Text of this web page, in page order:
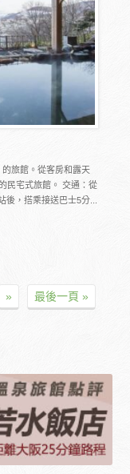
旅館。從客房和露天
民宅式旅館。 交通：從
，搭乘接送巴士5分...
» 最後一頁 »